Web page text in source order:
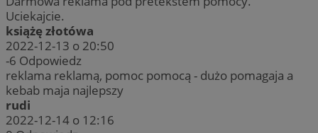
Uciekajcie.
książę złotówa
2022-12-13 o 20:50
-6 Odpowiedz
reklama reklamą, pomoc pomocą - dużo pomagaja a
kebab maja najlepszy
rudi
2022-12-14 o 12:16